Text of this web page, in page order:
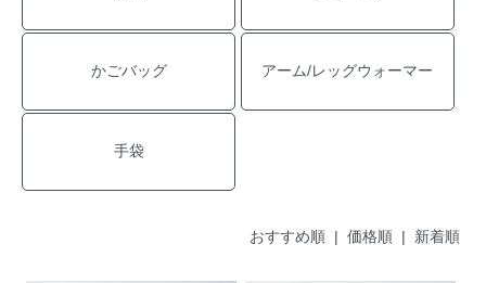
かごバッグ アーム/レッグウォーマー
手袋
おすすめ順 | 価格順| 新着順